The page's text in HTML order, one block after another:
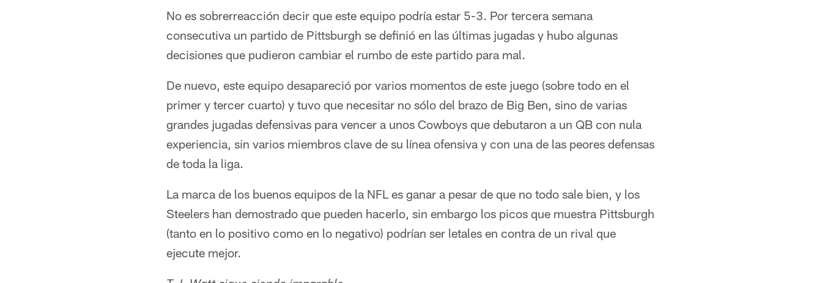
No es sobrerreacción decir que este equipo podría estar 5-3. Por tercera semana
consecutiva un partido de Pittsburgh se definió en las últimas jugadas y hubo algunas
decisiones que pudieron cambiar el rumbo de este partido para mal.
De nuevo, este equipo desapareció por varios momentos de este juego (sobre todo en el
primer y tercer cuarto) y tuvo que necesitar no sólo del brazo de Big Ben, sino de varias
grandes jugadas defensivas para vencer a unos Cowboys que debutaron a un QB con nula
experiencia, sin varios miembros clave de su línea ofensiva y con una de las peores defensas
de toda la liga.
La marca de los buenos equipos de la NFL es ganar a pesar de que no todo sale bien, y los
Steelers han demostrado que pueden hacerlo, sin embargo los picos que muestra Pittsburgh
(tanto en lo positivo como en lo negativo) podrían ser letales en contra de un rival que
ejecute mejor.